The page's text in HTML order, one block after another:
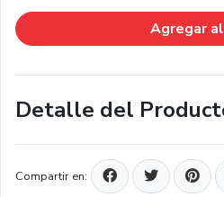
Agregar
Detalle del
Compartir en: